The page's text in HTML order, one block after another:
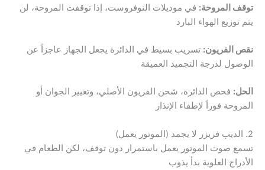
توقف المروحة: في موديلات النوفروست، إذا توقفت المروحة، لن
يتم توزيع الهواء البارد
نقص الفريون: تسريب بسيط في الدائرة يجعل الجهاز عاجزاً عن
الوصول لدرجة التجميد العميقة
الحل: فحص الدائرة، شحن الفريون الأصلي، وتغيير الجوان أو
المروحة فوراً لإطفاء الإنذار
2. الديب فريزر لا يجمد (الموتور يعمل)
تسمع صوت الموتور يعمل باستمرار دون توقف، لكن الطعام في
الأدراج العلوية بدأ يذوب